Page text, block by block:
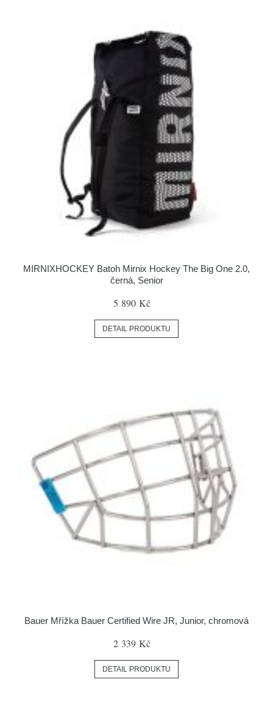
MIRNIXHOCKEY Batoh Mirnix Hockey The Big One 2.0,
černá, Senior
5 890 Kč
DETAIL PRODUKTU
Bauer Mřížka Bauer Certified Wire JR, Junior, chromová
2 339 Kč
DETAIL PRODUKTU